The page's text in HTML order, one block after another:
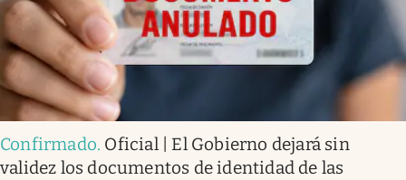
Confirmado. Oficial | El Gobierno dejará sin
validez los documentos de identidad de las